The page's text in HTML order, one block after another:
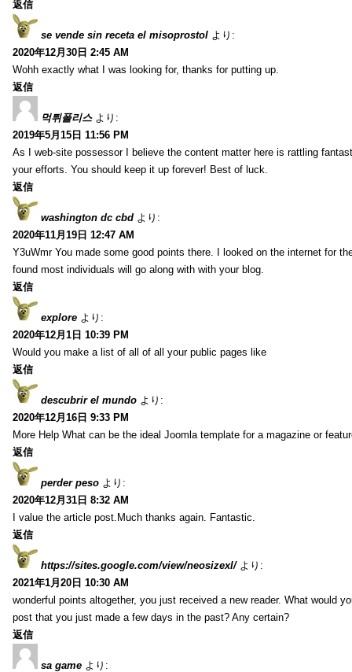
返信
se vende sin receta el misoprostol より:
2020年12月30日 2:45 AM
Wohh exactly what I was looking for, thanks for putting up.
返信
먹튀폴리스 より:
2019年5月15日 11:56 PM
As I web-site possessor I believe the content matter here is rattling
your efforts. You should keep it up forever! Best of luck.
返信
washington dc cbd より:
2020年11月19日 12:47 AM
Y3uWmr You made some good points there. I looked on the internet for
found most individuals will go along with with your blog.
返信
explore より:
2020年12月1日 10:39 PM
Would you make a list of all of all your public pages like
返信
descubrir el mundo より:
2020年12月16日 9:33 PM
More Help What can be the ideal Joomla template for a magazine or
返信
perder peso より:
2020年12月31日 8:32 AM
I value the article post.Much thanks again. Fantastic.
返信
https://sites.google.com/view/neosizexl/ より:
2021年1月20日 10:30 AM
wonderful points altogether, you just received a new reader. What would
post that you just made a few days in the past? Any certain?
返信
sa game より: